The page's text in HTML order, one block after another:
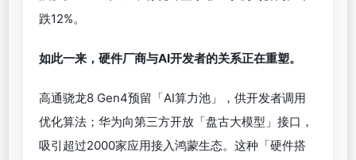
跌12%。
如此一来，硬件厂商与AI开发者的关系正在重塑。
高通骁龙8 Gen4预留「AI算力池」，供开发者调用
优化算法；华为向第三方开放「盘古大模型」接口，
吸引超过2000家应用接入鸿蒙生态。这种「硬件搭